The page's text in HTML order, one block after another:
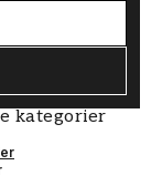
kategorier